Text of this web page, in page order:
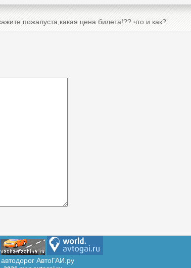
пожалуста,какая цена билета!?? что и как?
АвтоГАИ.ру